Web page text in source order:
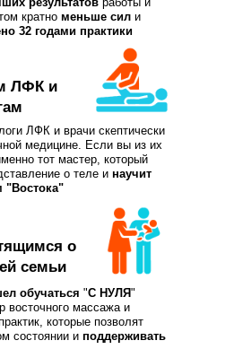
кратно меньше сил и
32 годами практики
ЛФК и
ЛФК и врачи скептически
медицине. Если вы из их
тот мастер, который
о теле и научит
"Востока"
о
семьи
обучаться "С НУЛЯ"
восточного массажа и
которые позволят
состоянии и поддерживать